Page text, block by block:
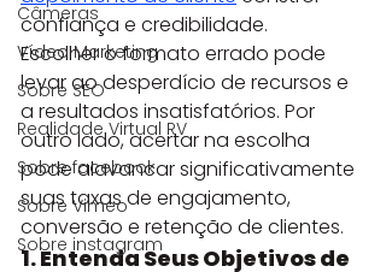
Câmeras
Vídeo Marketing
Sobre SEO
Realidade Virtual RV
Sobre facebook
Sobre Vimeo
Sobre instagram
confiança e credibilidade.
Escolher o formato errado pode
levar ao desperdício de recursos e
a resultados insatisfatórios. Por
outro lado, acertar na escolha
pode alavancar significativamente
suas taxas de engajamento,
conversão e retenção de clientes.
1. Entenda Seus Objetivos de